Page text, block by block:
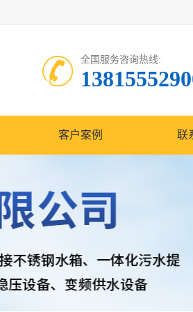
全国服务咨询热线:
客户案例 联